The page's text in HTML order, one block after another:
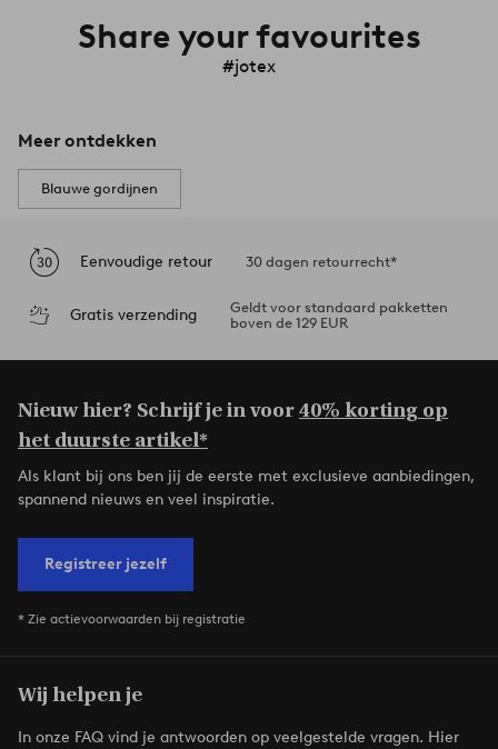
Share your favourites
#jotex
Meer ontdekken
Blauwe gordijnen
Eenvoudige retour 30 dagen retourrecht*
Gratis verzending
Geldt voor standaard pakketten
boven de 129 EUR
Nieuw hier? Schrijf je in voor40% korting op
het duurste artikel*
Als klant bij ons ben jij de eerste met exclusieve aanbiedingen,
spannend nieuws en veel inspiratie.
Registreer jezelf
* Zie actievoorwaarden bij registratie
Wij helpen je
In onze FAQ vind je antwoorden op veelgestelde vragen. Hier